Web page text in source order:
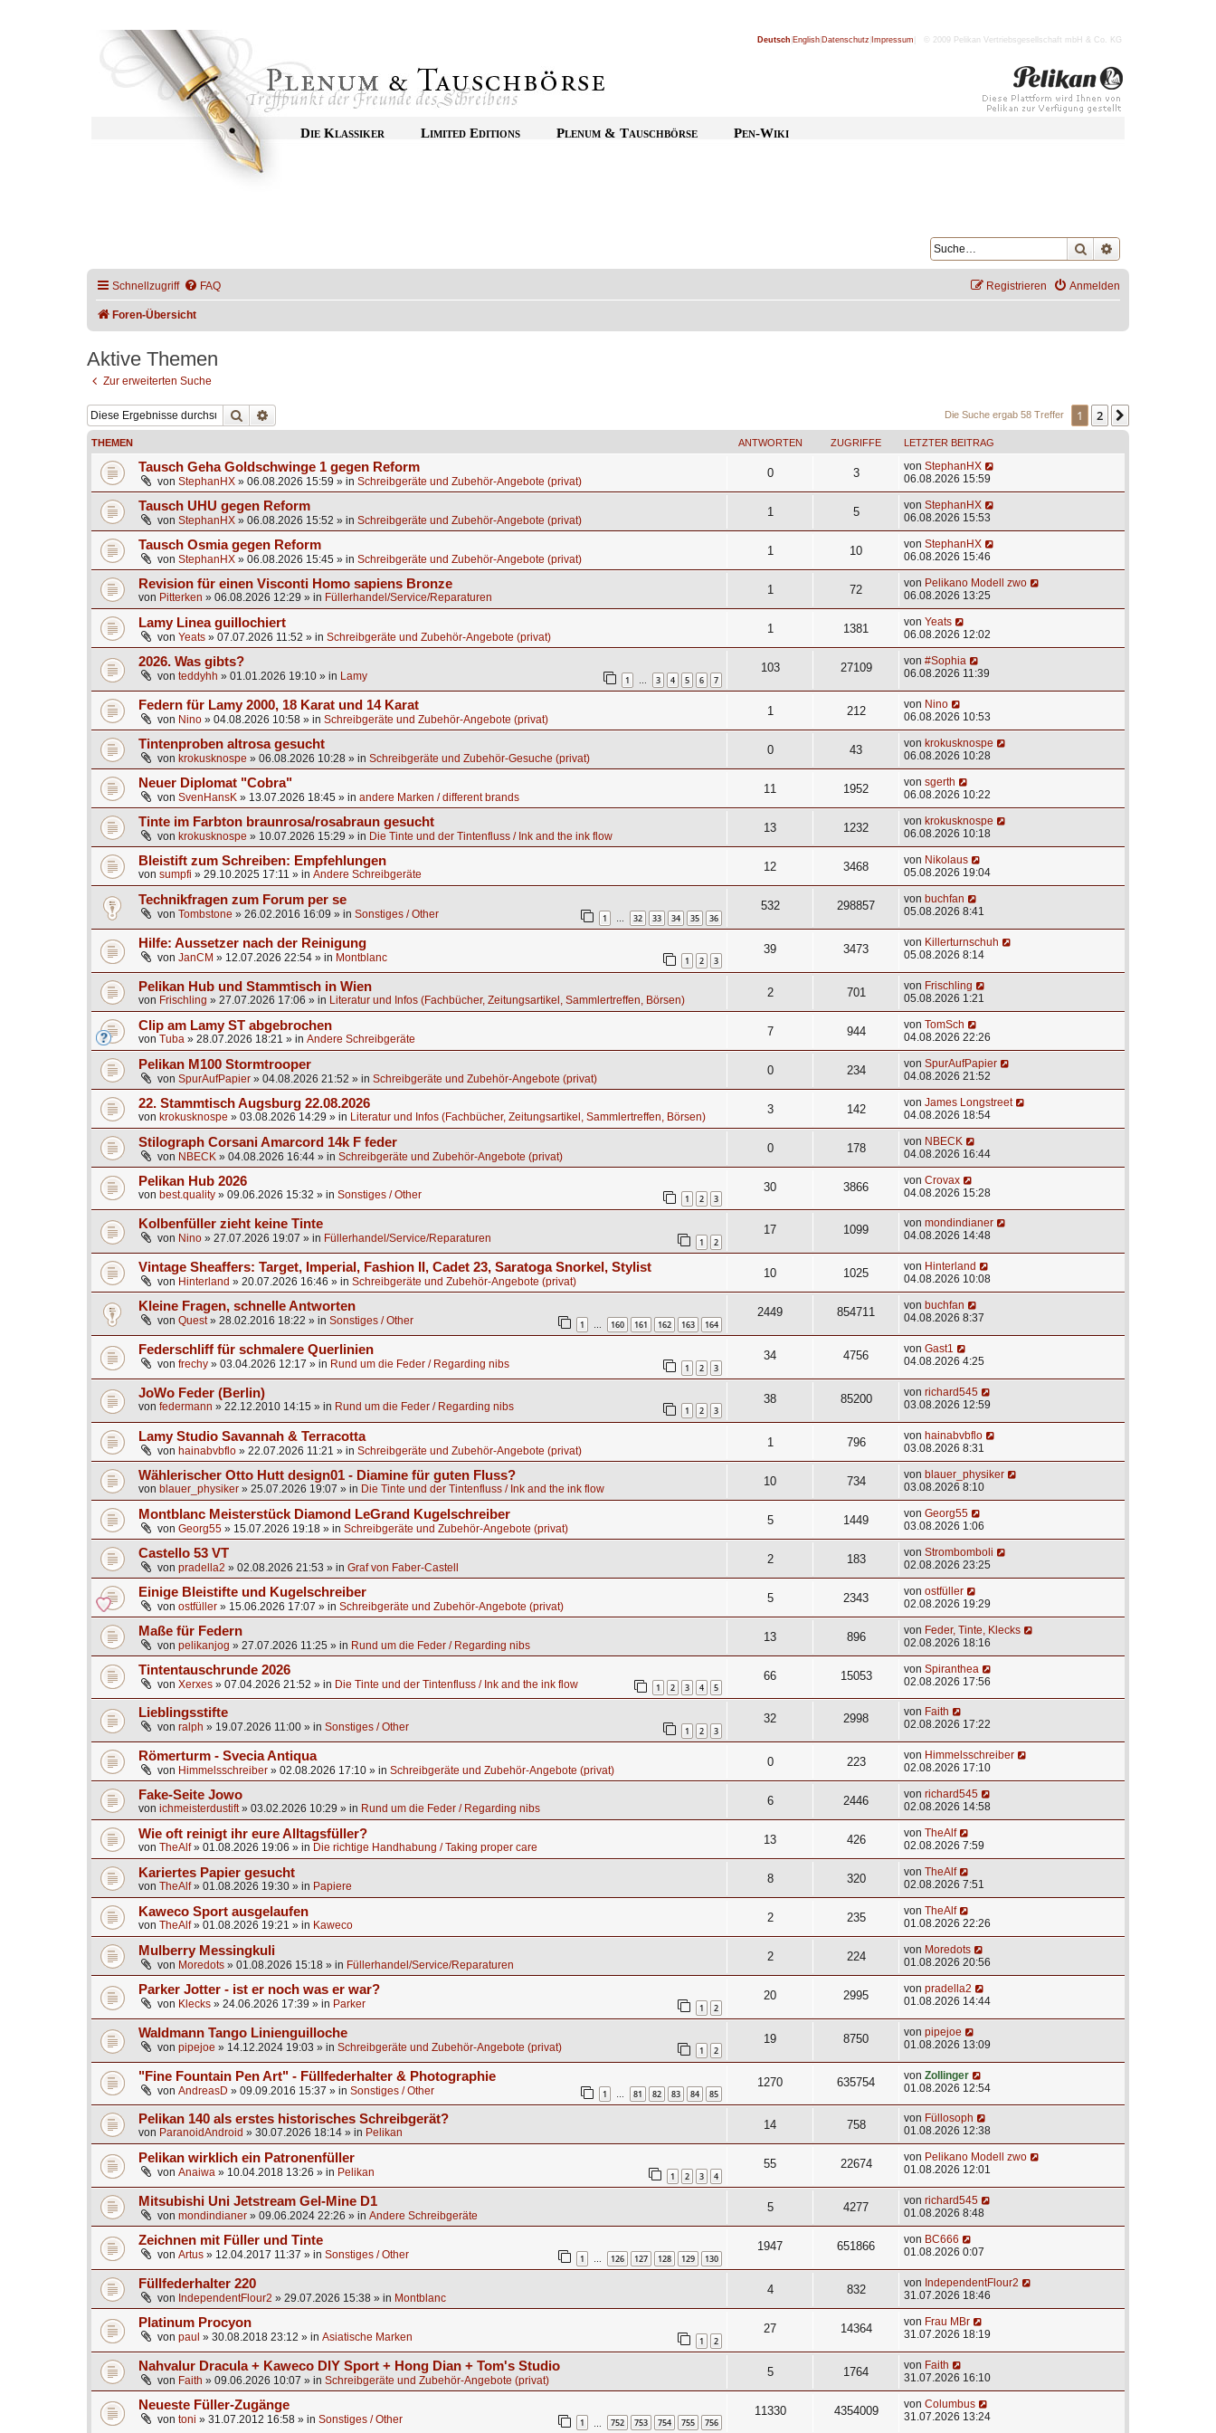
Deutsch English Datenschutz Impressum | © 2009 Pelikan Vertriebsgesellschaft mbH & Co. KG
Die Klassiker Limited Editions Plenum & Tauschbörse Pen-Wiki
Suche
Schnellzugriff FAQ Anmelden
Registrieren
Foren-Übersicht
Aktive Themen
Zur erweiterten Suche
Suche Die Suche ergab 58 Treffer 1 2
THEMEN ANTWORTEN ZUGRIFFE LETZTER BEITRAG
Tausch Geha Goldschwinge 1 gegen Reform
von StephanHX » 06.08.2026 15:59 » in Schreibgeräte und Zubehör-Angebote (privat)
0 3 von StephanHX
06.08.2026 15:59
Tausch UHU gegen Reform
von StephanHX » 06.08.2026 15:52 » in Schreibgeräte und Zubehör-Angebote (privat)
1 5 von StephanHX
06.08.2026 15:53
Tausch Osmia gegen Reform
von StephanHX » 06.08.2026 15:45 » in Schreibgeräte und Zubehör-Angebote (privat)
1 10 von StephanHX
06.08.2026 15:46
Revision für einen Visconti Homo sapiens Bronze
von Pitterken » 06.08.2026 12:29 » in Füllerhandel/Service/Reparaturen
1 72 von Pelikano Modell zwo
06.08.2026 13:25
Lamy Linea guillochiert
von Yeats » 07.07.2026 11:52 » in Schreibgeräte und Zubehör-Angebote (privat)
1 1381 von Yeats
06.08.2026 12:02
2026. Was gibts?
von teddyhh » 01.01.2026 19:10 » in Lamy 1 3 4 5 6 7
103 27109 von #Sophia
06.08.2026 11:39
Federn für Lamy 2000, 18 Karat und 14 Karat
von Nino » 04.08.2026 10:58 » in Schreibgeräte und Zubehör-Angebote (privat)
1 212 von Nino
06.08.2026 10:53
Tintenproben altrosa gesucht
von krokusknospe » 06.08.2026 10:28 » in Schreibgeräte und Zubehör-Gesuche (privat)
0 43 von krokusknospe
06.08.2026 10:28
Neuer Diplomat "Cobra"
von SvenHansK » 13.07.2026 18:45 » in andere Marken / different brands
11 1952 von sgerth
06.08.2026 10:22
Tinte im Farbton braunrosa/rosabraun gesucht
von krokusknospe » 10.07.2026 15:29 » in Die Tinte und der Tintenfluss / Ink and the ink flow
13 1232 von krokusknospe
06.08.2026 10:18
Bleistift zum Schreiben: Empfehlungen
von sumpfi » 29.10.2025 17:11 » in Andere Schreibgeräte
12 3468 von Nikolaus
05.08.2026 19:04
Technikfragen zum Forum per se
von Tombstone » 26.02.2016 16:09 » in Sonstiges / Other 1 32 33 34 35 36
532 298857 von buchfan
05.08.2026 8:41
Hilfe: Aussetzer nach der Reinigung
von JanCM » 12.07.2026 22:54 » in Montblanc 1 2 3
39 3473 von Killerturnschuh
05.08.2026 8:14
Pelikan Hub und Stammtisch in Wien
von Frischling » 27.07.2026 17:06 » in Literatur und Infos (Fachbücher, Zeitungsartikel, Sammlertreffen, Börsen)
2 701 von Frischling
05.08.2026 1:21
Clip am Lamy ST abgebrochen
von Tuba » 28.07.2026 18:21 » in Andere Schreibgeräte
7 944 von TomSch
04.08.2026 22:26
Pelikan M100 Stormtrooper
von SpurAufPapier » 04.08.2026 21:52 » in Schreibgeräte und Zubehör-Angebote (privat)
0 234 von SpurAufPapier
04.08.2026 21:52
22. Stammtisch Augsburg 22.08.2026
von krokusknospe » 03.08.2026 14:29 » in Literatur und Infos (Fachbücher, Zeitungsartikel, Sammlertreffen, Börsen)
3 142 von James Longstreet
04.08.2026 18:54
Stilograph Corsani Amarcord 14k F feder
von NBECK » 04.08.2026 16:44 » in Schreibgeräte und Zubehör-Angebote (privat)
0 178 von NBECK
04.08.2026 16:44
Pelikan Hub 2026
von best.quality » 09.06.2026 15:32 » in Sonstiges / Other 1 2 3
30 3866 von Crovax
04.08.2026 15:28
Kolbenfüller zieht keine Tinte
von Nino » 27.07.2026 19:07 » in Füllerhandel/Service/Reparaturen 1 2
17 1099 von mondindianer
04.08.2026 14:48
Vintage Sheaffers: Target, Imperial, Fashion II, Cadet 23, Saratoga Snorkel, Stylist
von Hinterland » 20.07.2026 16:46 » in Schreibgeräte und Zubehör-Angebote (privat)
10 1025 von Hinterland
04.08.2026 10:08
Kleine Fragen, schnelle Antworten
von Quest» 28.02.2016 18:22 » in Sonstiges / Other 1 160 161 162 163 164
2449 854711 von buchfan
04.08.2026 8:37
Federschliff für schmalere Querlinien
von frechy » 03.04.2026 12:17 » in Rund um die Feder / Regarding nibs 1 2 3
34 4756 von Gast1
04.08.2026 4:25
JoWo Feder (Berlin)
von federmann » 22.12.2010 14:15 » in Rund um die Feder / Regarding nibs 1 2 3
38 85200 von richard545
03.08.2026 12:59
Lamy Studio Savannah & Terracotta
von hainabvbflo » 22.07.2026 11:21 » in Schreibgeräte und Zubehör-Angebote (privat)
1 796 von hainabvbflo
03.08.2026 8:31
Wählerischer Otto Hutt design01 - Diamine für guten Fluss?
von blauer_physiker » 25.07.2026 19:07 » in Die Tinte und der Tintenfluss / Ink and the ink flow
10 734 von blauer_physiker
03.08.2026 8:10
Montblanc Meisterstück Diamond LeGrand Kugelschreiber
von Georg55 » 15.07.2026 19:18 » in Schreibgeräte und Zubehör-Angebote (privat)
5 1449 von Georg55
03.08.2026 1:06
Castello 53 VT
von pradella2 » 02.08.2026 21:53 » in Graf von Faber-Castell
2 183 von Strombomboli
02.08.2026 23:25
Einige Bleistifte und Kugelschreiber
von ostfüller » 15.06.2026 17:07 » in Schreibgeräte und Zubehör-Angebote (privat)
5 2343 von ostfüller
02.08.2026 19:29
Maße für Federn
von pelikanjog » 27.07.2026 11:25 » in Rund um die Feder / Regarding nibs
13 896 von Feder, Tinte, Klecks
02.08.2026 18:16
Tintentauschrunde 2026
von Xerxes » 07.04.2026 21:52 » in Die Tinte und der Tintenfluss / Ink and the ink flow 1 2 3 4 5
66 15053 von Spiranthea
02.08.2026 17:56
Lieblingsstifte
von ralph » 19.07.2026 11:00 » in Sonstiges / Other 1 2 3
32 2998 von Faith
02.08.2026 17:22
Römerturm - Svecia Antiqua
von Himmelsschreiber » 02.08.2026 17:10 » in Schreibgeräte und Zubehör-Angebote (privat)
0 223 von Himmelsschreiber
02.08.2026 17:10
Fake-Seite Jowo
von ichmeisterdustift» 03.02.2026 10:29 » in Rund um die Feder / Regarding nibs
6 2446 von richard545
02.08.2026 14:58
Wie oft reinigt ihr eure Alltagsfüller?
von TheAlf» 01.08.2026 19:06 » in Die richtige Handhabung / Taking proper care
13 426 von TheAlf
02.08.2026 7:59
Kariertes Papier gesucht
von TheAlf» 01.08.2026 19:30 » in Papiere
8 320 von TheAlf
02.08.2026 7:51
Kaweco Sport ausgelaufen
von TheAlf» 01.08.2026 19:21 » in Kaweco
2 235 von TheAlf
01.08.2026 22:26
Mulberry Messingkuli
von Moredots » 01.08.2026 15:18 » in Füllerhandel/Service/Reparaturen
2 224 von Moredots
01.08.2026 20:56
Parker Jotter - ist er noch was er war?
von Klecks » 24.06.2026 17:39 » in Parker 1 2
20 2995 von pradella2
01.08.2026 14:44
Waldmann Tango Linienguilloche
von pipejoe » 14.12.2024 19:03 » in Schreibgeräte und Zubehör-Angebote (privat) 1 2
19 8750 von pipejoe
01.08.2026 13:09
"Fine Fountain Pen Art" - Füllfederhalter & Photographie
von AndreasD » 09.09.2016 15:37 » in Sonstiges / Other 1 … 81 82 83 84 85
1270 635754 von Zollinger
01.08.2026 12:54
Pelikan 140 als erstes historisches Schreibgerät?
von ParanoidAndroid » 30.07.2026 18:14 » in Pelikan
14 758 von Füllosoph
01.08.2026 12:38
Pelikan wirklich ein Patronenfüller
von Anaiwa » 10.04.2018 13:26 » in Pelikan 1 2 3 4
55 22674 von Pelikano Modell zwo
01.08.2026 12:01
Mitsubishi Uni Jetstream Gel-Mine D1
von mondindianer » 09.06.2024 22:26 » in Andere Schreibgeräte
5 4277 von richard545
01.08.2026 8:48
Zeichnen mit Füller und Tinte
von Artus » 12.04.2017 11:37 » in Sonstiges / Other 1 … 126 127 128 129 130
1947 651866 von BC666
01.08.2026 0:07
Füllfederhalter 220
von IndependentFlour2 » 29.07.2026 15:38 » in Montblanc
4 832 von IndependentFlour2
31.07.2026 18:46
Platinum Procyon
von paul » 30.08.2018 23:12 » in Asiatische Marken 1 2
27 14364 von Frau MBr
31.07.2026 18:19
Nahvalur Dracula + Kaweco DIY Sport + Hong Dian + Tom's Studio
von Faith » 09.06.2026 10:07 » in Schreibgeräte und Zubehör-Angebote (privat)
5 1764 von Faith
31.07.2026 16:10
Neueste Füller-Zugänge
von toni » 31.07.2012 16:58 » in Sonstiges / Other 1 752 753 754 755 756
11330 4354009 von Columbus
31.07.2026 13:24